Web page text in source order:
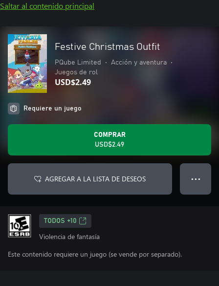
Saltar al contenido principal
Festive Christmas Outfit
PQube Limited • Acción y aventura
•
Juegos de rol
USD$2.49
Requiere un juego
COMPRAR
USD$2.49
AGREGAR A LA LISTA DE DESEOS ● ● ●
TODOS +10
Violencia de fantasía
Este contenido requiere un juego (se vende por separado).